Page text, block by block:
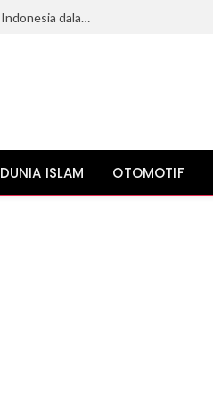
Mahasiswi Ilmu Politik Universitas Malikussaleh Wakili Indonesia dalam KKN Internasional di Malaysia
DUNIA ISLAM OTOMOTIF